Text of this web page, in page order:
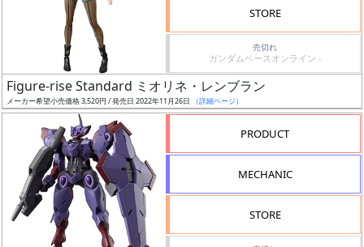
抽
選
中
活
STORE
売切れ
ガンダムベースオンライン -
Figure-rise Standard ミオリネ・レンブラン
メーカー希望小売価格 3,520円 / 発売日 2022年11月26日 （詳細ページ）
PRODUCT
MECHANIC
STORE